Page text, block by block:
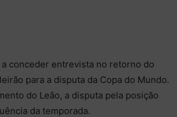
conceder entrevista no retorno do
para a disputa da Copa do Mundo.
do Leão, a disputa pela posição
da temporada.